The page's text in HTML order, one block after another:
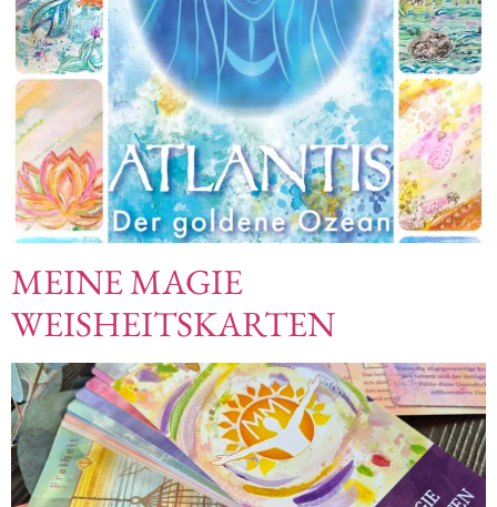
MEINE MAGIE
WEISHEITSKARTEN